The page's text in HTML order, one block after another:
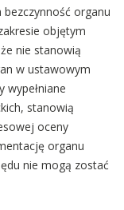
bezczynność organu
objętym
nie stanowią
w ustawowym
wypełniane
stanowią
oceny
organu
nie mogą zostać